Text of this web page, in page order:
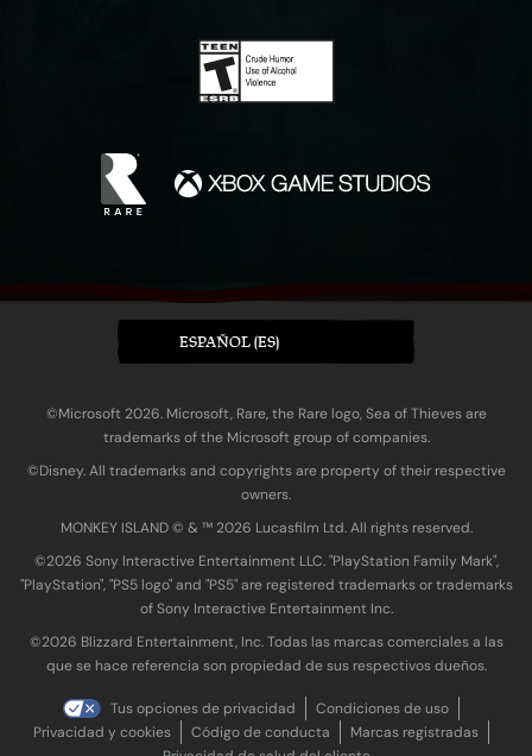
ESPAÑOL (ES)
©Microsoft 2026. Microsoft, Rare, the Rare logo, Sea of Thieves are
trademarks of the Microsoft group of companies.
©Disney. All trademarks and copyrights are property of their respective
owners.
MONKEY ISLAND © & ™ 20‍26 Lucasfilm Ltd. All rights reserved.
©2026 Sony Interactive Entertainment LLC. "PlayStation Family Mark",
"PlayStation", "PS5 logo" and "PS5" are registered trademarks or trademarks
of Sony Interactive Entertainment Inc.
©2026 Blizzard Entertainment, Inc. Todas las marcas comerciales a las
que se hace referencia son propiedad de sus respectivos dueños.
Tus opciones de privacidad
Condiciones de uso
Privacidad y cookies
Código de conducta
Marcas registradas